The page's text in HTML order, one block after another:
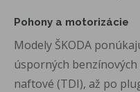
Pohony a motorizácie
Modely ŠKODA
úsporných
naftové (TDI), až po